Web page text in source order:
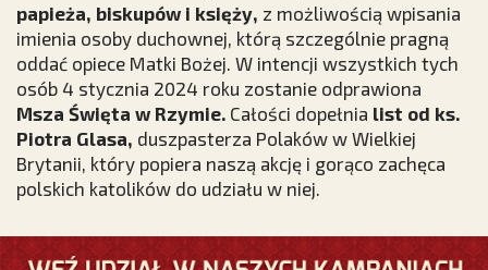
papieża, biskupów i księży, z możliwością wpisania
imienia osoby duchownej, którą szczególnie pragną
oddać opiece Matki Bożej. W intencji wszystkich tych
osób 4 stycznia 2024 roku zostanie odprawiona
Msza Święta w Rzymie. Całości dopełnia list od ks.
Piotra Glasa, duszpasterza Polaków w Wielkiej
Brytanii, który popiera naszą akcję i gorąco zachęca
polskich katolików do udziału w niej.